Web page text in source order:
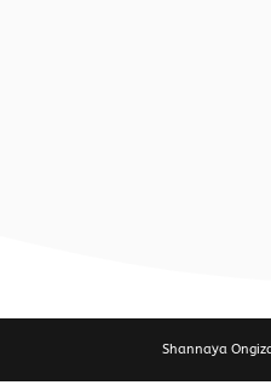
Shannaya